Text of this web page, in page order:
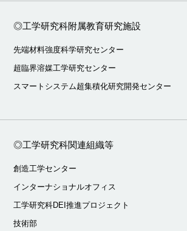
◎工学研究科附属教育研究施設
先端材料強度科学研究センター
超臨界溶媒工学研究センター
スマートシステム超集積化研究開発センター
◎工学研究科関連組織等
創造工学センター
インターナショナルオフィス
工学研究科DEI推進プロジェクト
技術部